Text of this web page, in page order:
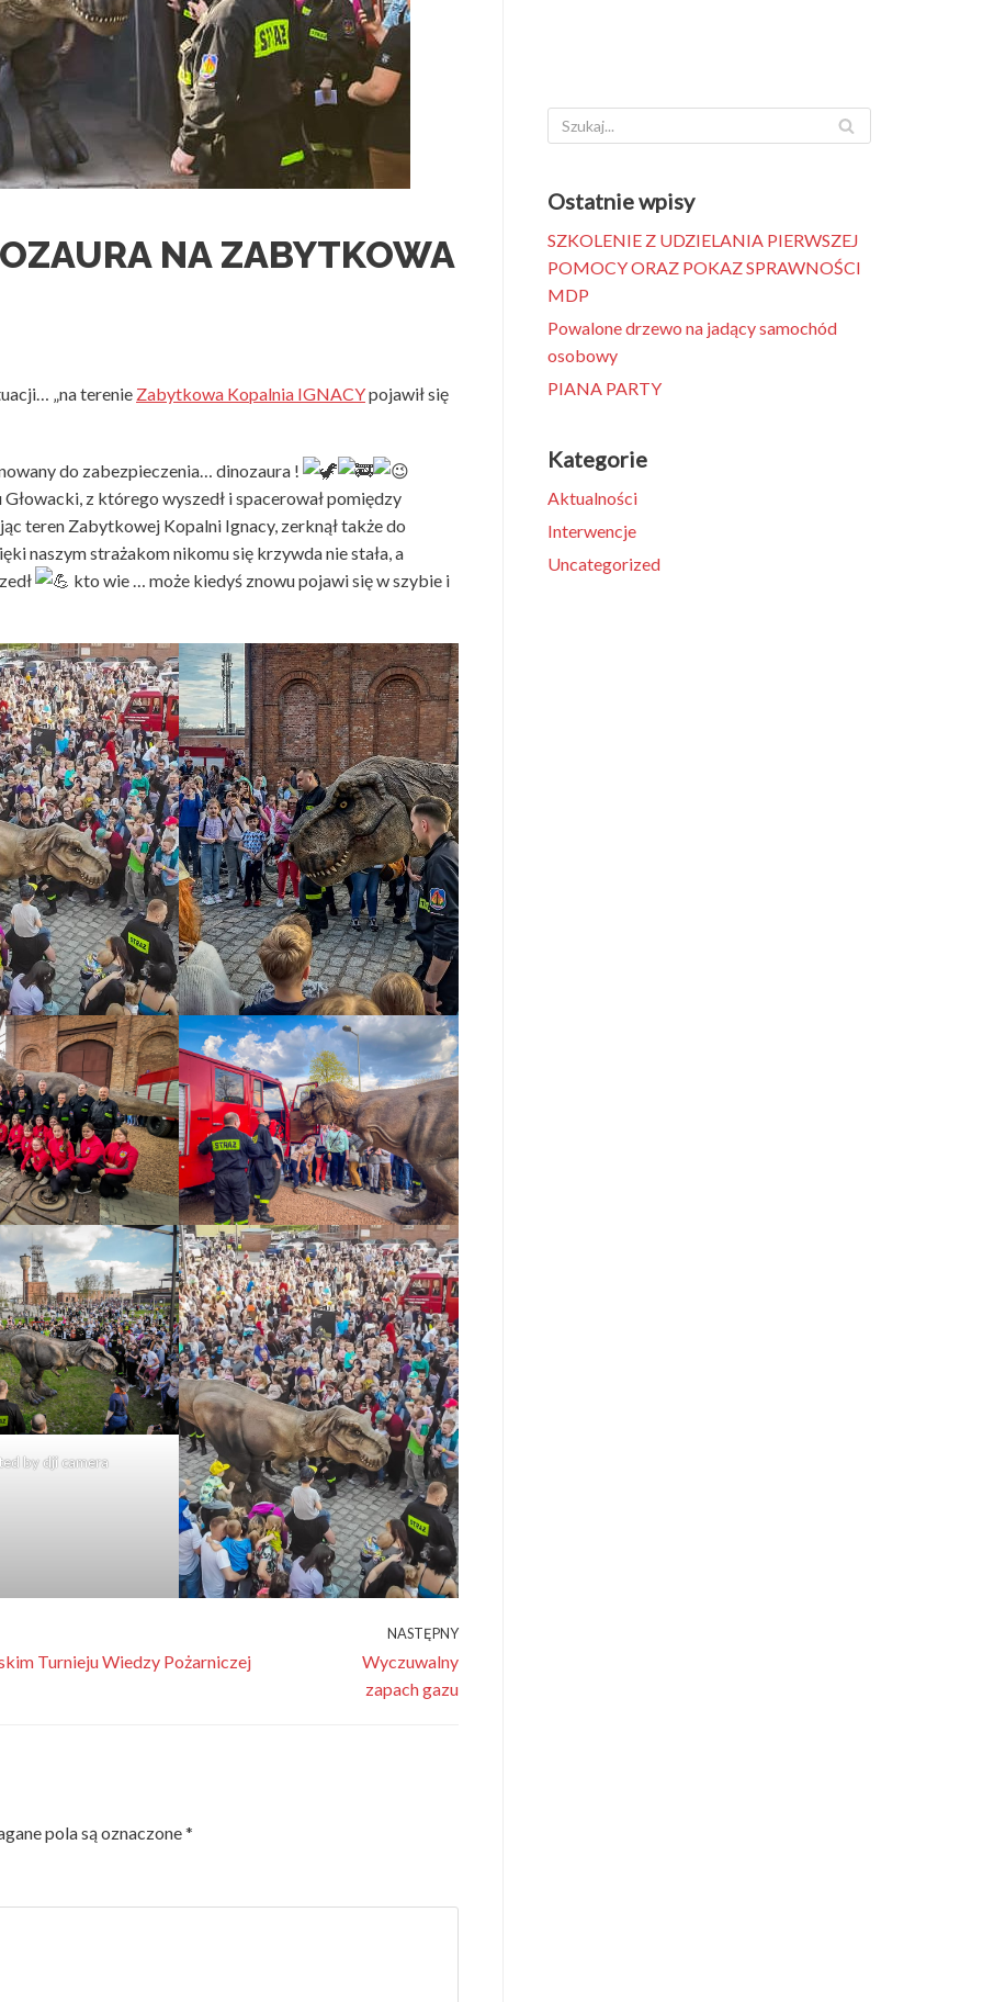
NA ZABYTKOWA
„na terenie Zabytkowa Kopalnia IGNACYpojawił się
do zabezpieczenia… dinozaura !
z którego wyszedł i spacerował pomiędzy
teren Zabytkowej Kopalni Ignacy, zerknął także do
naszym strażakom nikomu się krzywda nie stała, a
kto wie … może kiedyś znowu pojawi się w szybie i
by dji camera
Turnieju Wiedzy Pożarniczej
NASTĘPNY
Wyczuwalny
zapach gazu
pola są oznaczone*
Ostatnie wpisy
SZKOLENIE Z UDZIELANIA PIERWSZEJ
POMOCY ORAZ POKAZ SPRAWNOŚCI
MDP
Powalone drzewo na jadący samochód
osobowy
PIANA PARTY
Kategorie
Aktualności
Interwencje
Uncategorized